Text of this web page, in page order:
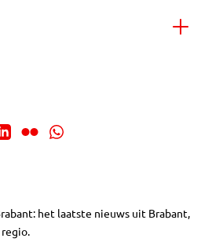
het laatste nieuws uit Brabant,